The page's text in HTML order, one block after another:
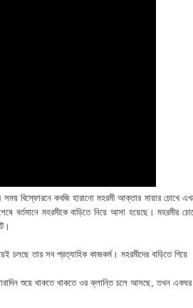
সময় বিস্ফোরনে কবজি হারানো মহরমী আক্তার মায়ার চোখে
বর্তমানে মহরমীকে বাড়িতে নিয়ে আসা হয়েছে। মহরমীর
চলছে তার সব প্রত্যাহিক কাজকর্ম। মহরমীদের বাড়িতে গিয়ে
শুয়ে থাকতে থাকতে ওর ক্লান্তি চলে আসছে, তখন একঘর